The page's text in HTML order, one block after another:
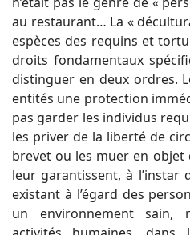
au restaurant… La «
espèces des requins et
droits fondamentaux
distinguer en deux ordres.
entités une protection
pas garder les individus
les priver de la liberté de
brevet ou les muer en objet
leur garantissent, à l’instar
existant à l’égard des
un environnement sain,